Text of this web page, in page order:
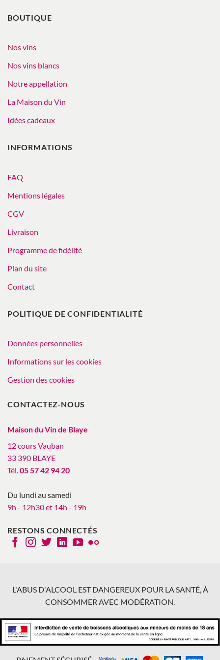
BOUTIQUE
Nos vins
Nos vins blancs
Notre appellation
La Maison du Vin
Idées cadeaux
INFORMATIONS
FAQ
Mentions légales
CGV
Livraison
Programme de fidélité
Plan du site
Contact
POLITIQUE DE CONFIDENTIALITÉ
Données personnelles
Informations sur les cookies
Gestion des cookies
CONTACTEZ-NOUS
Maison du Vin de Blaye
12 cours Vauban
33 390 BLAYE
Tél.05 57 42 94 20
Du lundi au samedi
9h - 12h30 et 14h - 19h
RESTONS CONNECTÉS
L'ABUS D'ALCOOL EST DANGEREUX POUR LA SANTÉ, À
CONSOMMER AVEC MODÉRATION.